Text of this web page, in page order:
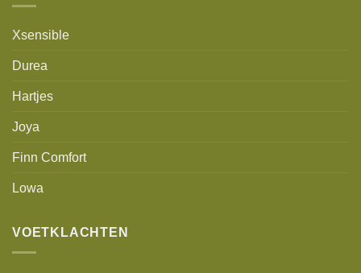
Xsensible
Durea
Hartjes
Joya
Finn Comfort
Lowa
VOETKLACHTEN